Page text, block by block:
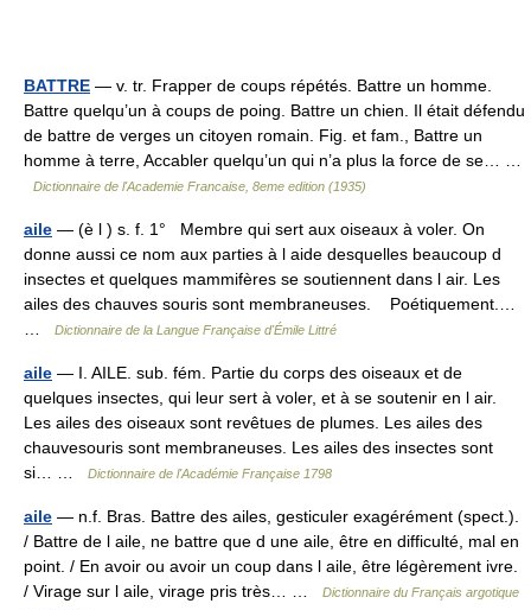
BATTRE — v. tr. Frapper de coups répétés. Battre un homme.
Battre quelqu’un à coups de poing. Battre un chien. Il était défendu
de battre de verges un citoyen romain. Fig. et fam., Battre un
homme à terre, Accabler quelqu’un qui n’a plus la force de se… …
Dictionnaire de l'Academie Francaise, 8eme edition (1935)
aile — (è l ) s. f. 1° Membre qui sert aux oiseaux à voler. On
donne aussi ce nom aux parties à l aide desquelles beaucoup d
insectes et quelques mammifères se soutiennent dans l air. Les
ailes des chauves souris sont membraneuses. Poétiquement.…
Dictionnaire de la Langue Française d'Émile Littré
aile — I. AILE. sub. fém. Partie du corps des oiseaux et de
quelques insectes, qui leur sert à voler, et à se soutenir en l air.
Les ailes des oiseaux sont revêtues de plumes. Les ailes des
chauvesouris sont membraneuses. Les ailes des insectes sont
si… …
Dictionnaire de l'Académie Française 1798
aile — n.f. Bras. Battre des ailes, gesticuler exagérément (spect.).
/ Battre de l aile, ne battre que d une aile, être en difficulté, mal en
point. / En avoir ou avoir un coup dans l aile, être légèrement ivre.
/ Virage sur l aile, virage pris très… …
Dictionnaire du Français argotique